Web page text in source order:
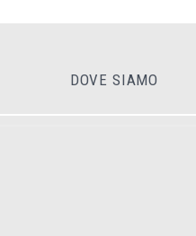
DOVE SIAMO